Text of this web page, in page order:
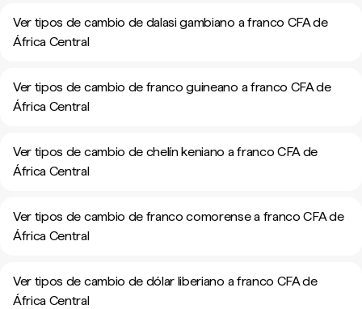
Ver tipos de cambio de dalasi gambiano a franco CFA de
África Central
Ver tipos de cambio de franco guineano a franco CFA de
África Central
Ver tipos de cambio de chelín keniano a franco CFA de
África Central
Ver tipos de cambio de franco comorense a franco CFA de
África Central
Ver tipos de cambio de dólar liberiano a franco CFA de
África Central